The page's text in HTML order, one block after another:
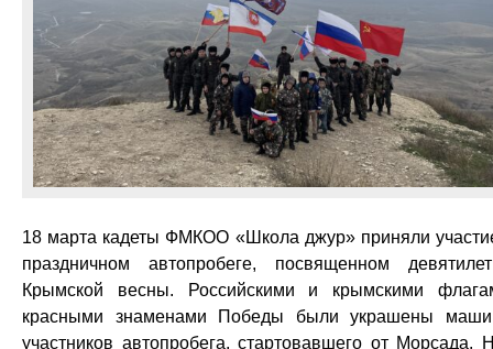
18 марта кадеты ФМКОО «Школа джур» приняли
праздничном автопробеге, посвященном
Крымской весны. Российскими и крымскими
красными знаменами Победы были украшены
участников автопробега, стартовавшего от Морсада.